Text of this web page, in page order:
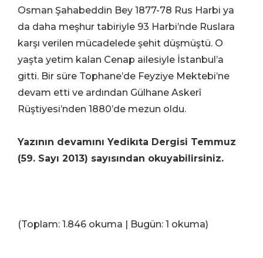
Osman Şahabeddin Bey 1877-78 Rus Harbi ya
da daha meşhur tabiriyle 93 Harbi’nde Ruslara
karşı verilen mücadelede şehit düşmüştü. O
yaşta yetim kalan Cenap ailesiyle İstanbul’a
gitti. Bir süre Tophane’de Feyziye Mektebi’ne
devam etti ve ardından Gülhane Askerî
Rüştiyesi’nden 1880’de mezun oldu.
Yazının devamını Yedikıta Dergisi Temmuz
(59. Sayı 2013) sayısından okuyabilirsiniz.
(Toplam: 1.846 okuma | Bugün: 1 okuma)